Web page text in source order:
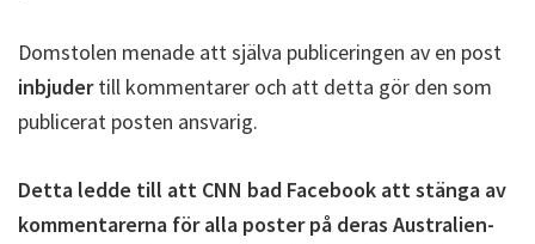
Domstolen menade att själva publiceringen av en post
inbjudertill kommentarer och att detta gör den som
publicerat posten ansvarig.
Detta ledde till att CNN bad Facebook att stänga av
kommentarerna för alla poster på deras Australien-